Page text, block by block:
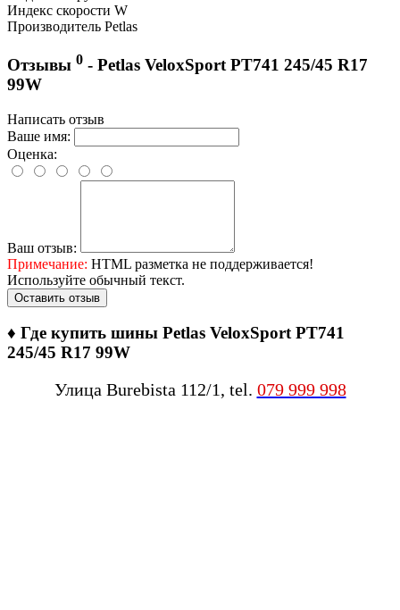
Индекс скорости W
Производитель Petlas
Отзывы 0 - Petlas VeloxSport PT741 245/45 R17
99W
Написать отзыв
Ваше имя:
Оценка:
Ваш отзыв:
Примечание: HTML разметка не поддерживается!
Используйте обычный текст.
Оставить отзыв
♦ Где купить шины Petlas VeloxSport PT741
245/45 R17 99W
Улица Burebista 112/1, tel. 079 999 998